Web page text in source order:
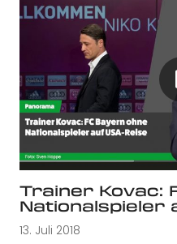
Trainer Kovac:
Nationalspieler
13. Juli 2018